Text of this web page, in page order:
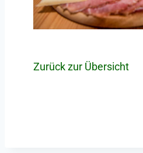
Zurück zur Übersicht